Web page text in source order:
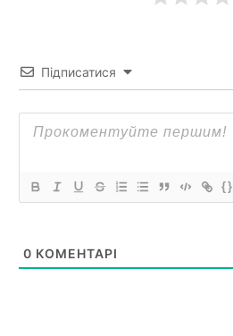
Підписатися
{}
0 КОМЕНТАРІ